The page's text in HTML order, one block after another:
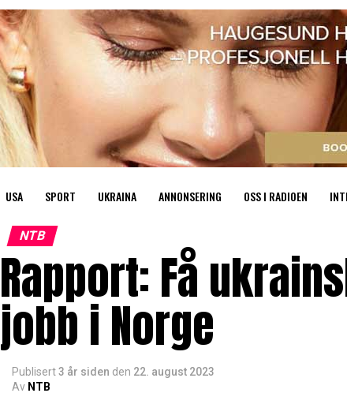
USA SPORT UKRAINA ANNONSERING OSS I RADIOEN
NTB
Rapport: Få
jobb i Norge
Publisert3 år siden den 22. august 2023
Av NTB